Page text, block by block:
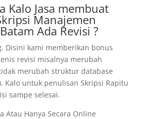
Kalo Jasa membuat
Manajemen
Ada Revisi ?
Disini kami memberikan bonus
revisi misalnya merubah
merubah struktur database
Kalo untuk penulisan Skripsi Rapitu
sampe selesai.
Atau Hanya Secara Online